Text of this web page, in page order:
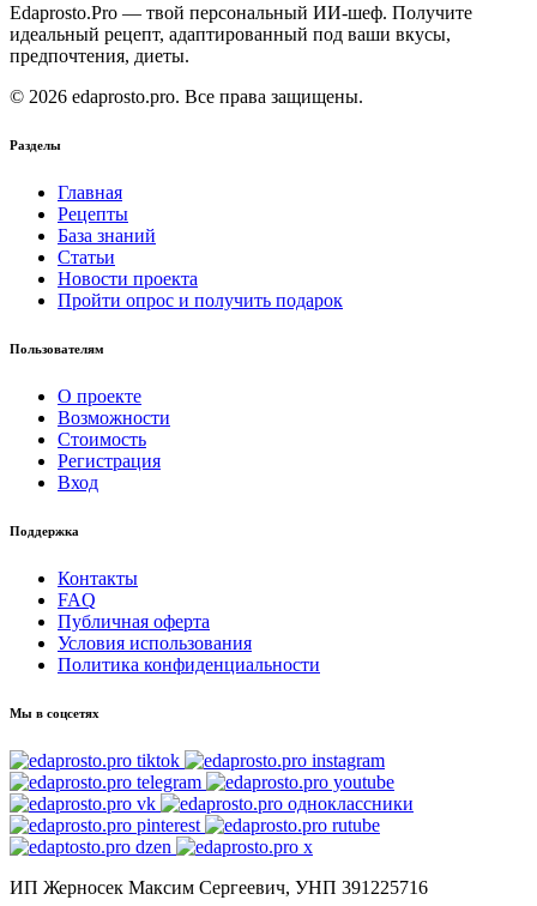
Edaprosto.Pro — твой персональный ИИ-шеф. Получите
идеальный рецепт, адаптированный под ваши вкусы,
предпочтения, диеты.
© 2026 edaprosto.pro. Все права защищены.
Разделы
Главная
Рецепты
База знаний
Статьи
Новости проекта
Пройти опрос и получить подарок
Пользователям
О проекте
Возможности
Стоимость
Регистрация
Вход
Поддержка
Контакты
FAQ
Публичная оферта
Условия использования
Политика конфиденциальности
Мы в соцсетях
ИП Жерносек Максим Сергеевич, УНП 391225716